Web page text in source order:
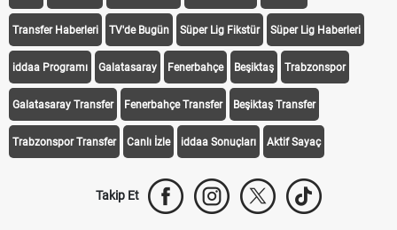
Transfer Haberleri TV'de Bugün Süper Lig Fikstür Süper Lig Haberleri
iddaa Programı Galatasaray Fenerbahçe Beşiktaş Trabzonspor
Galatasaray Transfer Fenerbahçe Transfer Beşiktaş Transfer
Trabzonspor Transfer Canlı İzle iddaa Sonuçları Aktif Sayaç
Takip Et